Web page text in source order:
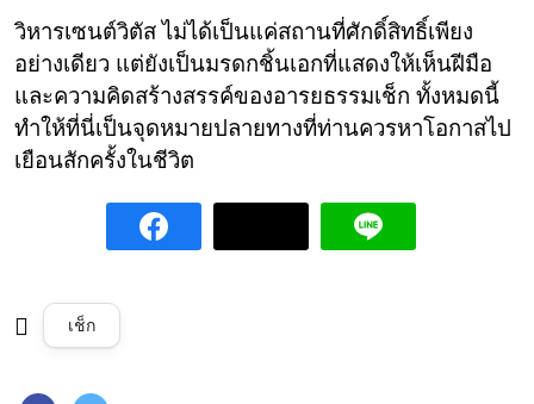
วิหารเซนต์วิตัส ไม่ได้เป็นแค่สถานที่ศักดิ์สิทธิ์เพียง
อย่างเดียว แต่ยังเป็นมรดกชิ้นเอกที่แสดงให้เห็นฝีมือ
และความคิดสร้างสรรค์ของอารยธรรมเช็ก ทั้งหมดนี้
ทำให้ที่นี่เป็นจุดหมายปลายทางที่ท่านควรหาโอกาสไป
เยือนสักครั้งในชีวิต
เช็ก